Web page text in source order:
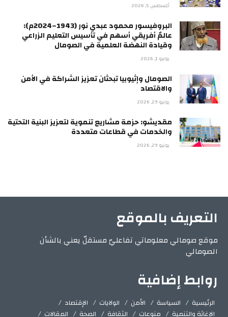
أغسطس 5, 2026
البروفيسور محمود عبدي نور (1943–2024م):
عالمٌ أفريقي أسهم في تأسيس التعليم الزراعي
وقيادة النهضة العلمية في الصومال
يوليو 1, 2026
الصومال وإثيوبيا تبحثان تعزيز الشراكة في الأمن
والاقتصاد
يونيو 29, 2026
مقديشو: حزمة مشاريع تنموية لتعزيز البنية التحتية
والخدمات في قطاعات متعددة
يونيو 29, 2026
التعريف بالموقع
موقع صومالي معلوماتي تفاعليّ مستقلّ يعني بالشأن
الصومالي
روابط إضافية
الرئيسية السياسة الأمن الولايات
الإقتصاد
الإغاثة والتنمية
منوعات الثقافة الصحة المقالات